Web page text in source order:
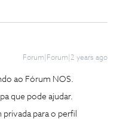
Forum|Forum|2 years ago
ao Fórum NOS.
que pode ajudar.
para o perfil